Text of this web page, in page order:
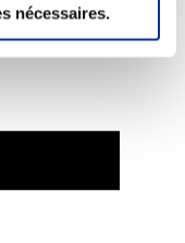
nécessaires.